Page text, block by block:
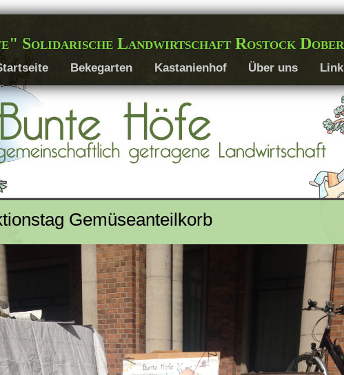
Solidarische Landwirtschaft Rostock
Bekegarten Kastanienhof Über uns
Gemüseanteilkorb